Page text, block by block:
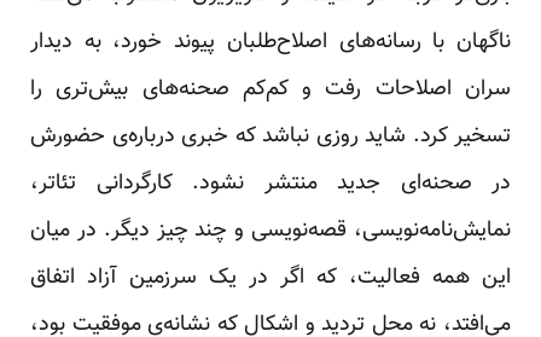
ناگهان با رسانه‌های اصلاح‌طلبان پیوند خورد، به دیدار
سران اصلاحات رفت و کم‌کم صحنه‌های بیش‌تری را
تسخیر کرد. شاید روزی نباشد که خبری درباره‌ی حضورش
در صحنه‌ای جدید منتشر نشود. کارگردانی تئاتر،
نمایش‌نامه‌نویسی، قصه‌نویسی و چند چیز دیگر. در میان
این همه فعالیت، که اگر در یک سرزمین آزاد اتفاق
می‌افتد، نه محل تردید و اشکال که نشانه‌ی موفقیت بود،